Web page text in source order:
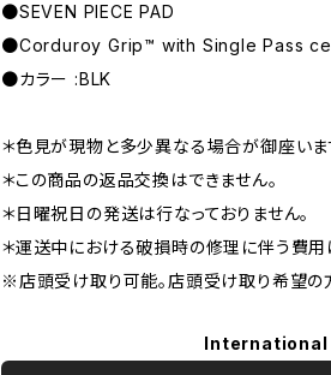
●SEVEN PIECE PAD
●Corduroy Grip™ with Single Pass
●カラー :BLK
＊色見が現物と多少異なる場合が御座いま
＊この商品の返品交換はできません。
＊日曜祝日の発送は行なっておりません。
＊運送中における破損時の修理に伴う費用
※店頭受け取り可能。店頭受け取り希望の
International